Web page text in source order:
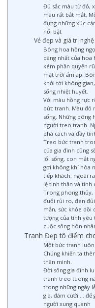
Đủ sắc màu từ đỏ,
màu rất bắt mắt.
đựng những xúc
nổi bật
Vẻ đẹp và giá trị
Bông hoa hồng
dàng nhất của
kém phần quyến
mặt trời ấm áp.
khởi tới không
sống nhiệt huyết.
Với màu hồng rực
bức tranh. Màu đỏ
sống. Những bông
người treo tranh.
phá cách và đầy
Treo bức tranh
của gia đình cũng
lối sống, con mắt
gợi không khí hòa
tiếp khách, ngoài
lệ tinh thần và tình
Trong phong thủy,
đuổi rủi ro, đen
mắn, sức khỏe dồi
tượng của tình yêu
cuộc sống hôn
Tranh Đẹp tô điểm
Một bức tranh luôn
Chúng khiến ta
thân mình.
Đời sống gia đình
tranh treo tuong
trong những ngày
gia, đám cưới…. để
người xung quanh